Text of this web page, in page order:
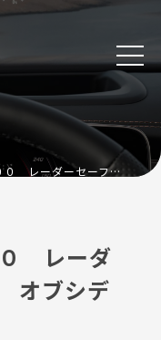
２０１７年 Ｓ４００ レーダーセーフティＰＫＧ オブシディアンブラックＭ
レーダ
オブシデ